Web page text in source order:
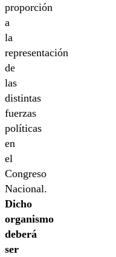
proporción
a
la
representación
de
las
distintas
fuerzas
políticas
en
el
Congreso
Nacional.
Dicho
organismo
deberá
ser